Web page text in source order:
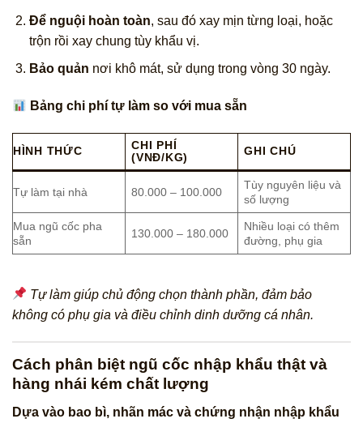
Để nguội hoàn toàn, sau đó xay mịn từng loại, hoặc
trộn rồi xay chung tùy khẩu vị.
Bảo quản nơi khô mát, sử dụng trong vòng 30 ngày.
Bảng chi phí tự làm so với mua sẵn
HÌNH THỨC
CHI PHÍ
(VNĐ/KG)
GHI CHÚ
Tự làm tại nhà 80.000 – 100.000
Tùy nguyên liệu và
số lượng
Mua ngũ cốc pha
sẵn
130.000 – 180.000
Nhiều loại có thêm
đường, phụ gia
Tự làm giúp chủ động chọn thành phần, đảm bảo
không có phụ gia và điều chỉnh dinh dưỡng cá nhân.
Cách phân biệt ngũ cốc nhập khẩu thật và
hàng nhái kém chất lượng
Dựa vào bao bì, nhãn mác và chứng nhận nhập khẩu